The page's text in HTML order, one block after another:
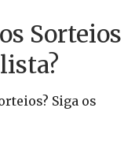
Sorteios
Siga os